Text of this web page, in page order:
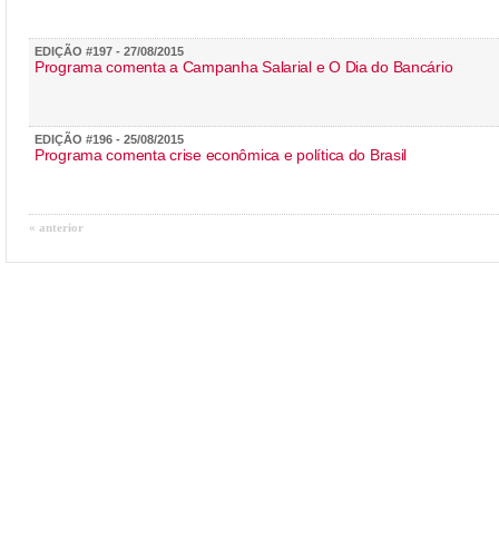
EDIÇÃO #197 - 27/08/2015
Programa comenta a Campanha Salarial e O Dia do Bancário
EDIÇÃO #196 - 25/08/2015
Programa comenta crise econômica e política do Brasil
« anterior